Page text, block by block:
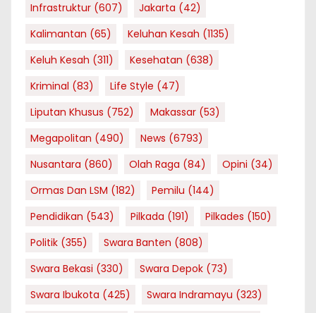
Infrastruktur (607) Jakarta (42)
Kalimantan (65) Keluhan Kesah (1135)
Keluh Kesah (311) Kesehatan (638)
Kriminal (83) Life Style (47)
Liputan Khusus (752) Makassar (53)
Megapolitan (490) News (6793)
Nusantara (860) Olah Raga (84) Opini (34)
Ormas Dan LSM (182) Pemilu (144)
Pendidikan (543) Pilkada (191) Pilkades (150)
Politik (355) Swara Banten (808)
Swara Bekasi (330) Swara Depok (73)
Swara Ibukota (425) Swara Indramayu (323)